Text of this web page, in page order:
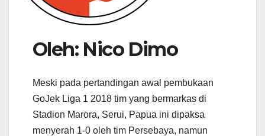
Oleh: Nico Dimo
Meski pada pertandingan awal pembukaan
GoJek Liga 1 2018 tim yang bermarkas di
Stadion Marora, Serui, Papua ini dipaksa
menyerah 1-0 oleh tim Persebaya, namun